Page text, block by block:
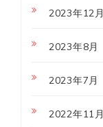
2023年12月
2023年8月
2023年7月
2022年11月